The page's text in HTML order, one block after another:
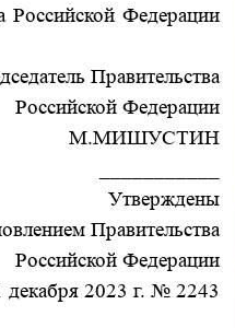
Российской Федерации
Правительства
Российской Федерации
М.МИШУСТИН
Утверждены
Правительства
Российской Федерации
декабря 2023 г. № 2243